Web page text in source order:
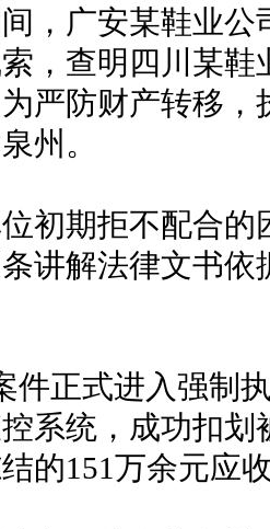
，广安某鞋业
，查明四川某
严防财产转移
州。
期拒不配合的
讲解法律文书依
正式进入强制执
系统，成功扣
的151万余元应